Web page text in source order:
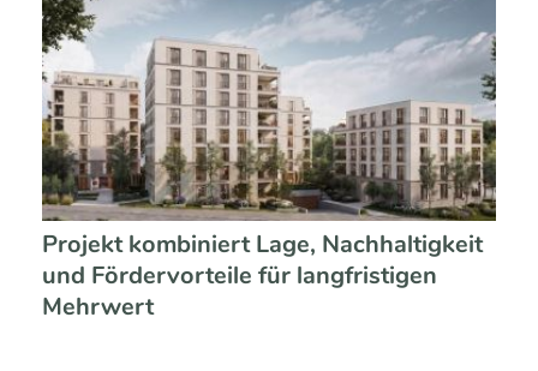
Projekt kombiniert Lage, Nachhaltigkeit
und Fördervorteile für langfristigen
Mehrwert